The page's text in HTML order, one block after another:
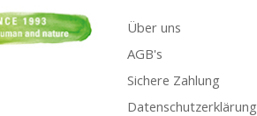
Über uns
AGB's
Sichere Zahlung
Datenschutzerklärung